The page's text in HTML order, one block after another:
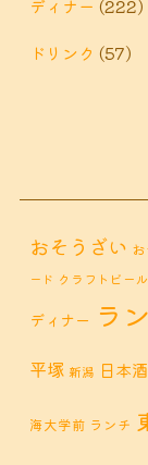
ディナー (222)
ドリンク (57)
おそうざい
ード クラフトビール
ディナー ラ
平塚 新潟 日本酒
海大学前 ランチ